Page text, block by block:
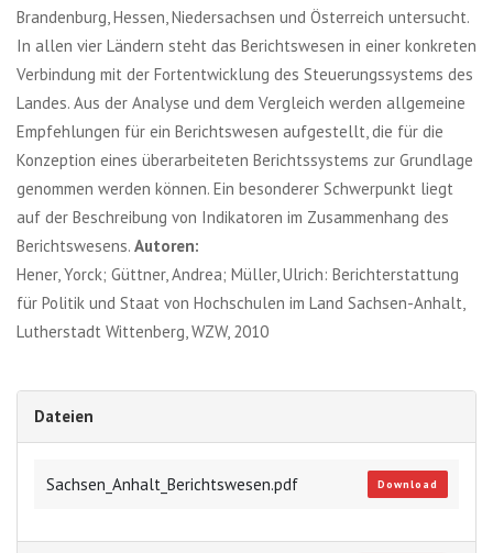
Brandenburg, Hessen, Niedersachsen und Österreich untersucht.
In allen vier Ländern steht das Berichtswesen in einer konkreten
Verbindung mit der Fortentwicklung des Steuerungssystems des
Landes. Aus der Analyse und dem Vergleich werden allgemeine
Empfehlungen für ein Berichtswesen aufgestellt, die für die
Konzeption eines überarbeiteten Berichtssystems zur Grundlage
genommen werden können. Ein besonderer Schwerpunkt liegt
auf der Beschreibung von Indikatoren im Zusammenhang des
Berichtswesens. Autoren:
Hener, Yorck; Güttner, Andrea; Müller, Ulrich: Berichterstattung
für Politik und Staat von Hochschulen im Land Sachsen-Anhalt,
Lutherstadt Wittenberg, WZW, 2010
Dateien
Sachsen_Anhalt_Berichtswesen.pdf Download